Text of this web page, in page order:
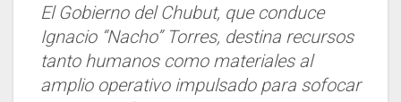
El Gobierno del Chubut, que conduce
Ignacio “Nacho” Torres, destina recursos
tanto humanos como materiales al
amplio operativo impulsado para sofocar